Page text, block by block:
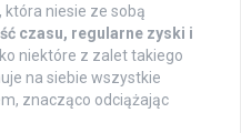
niesie ze sobą
czasu, regularne zyski i
niektóre z zalet takiego
na siebie wszystkie
znacząco odciążając